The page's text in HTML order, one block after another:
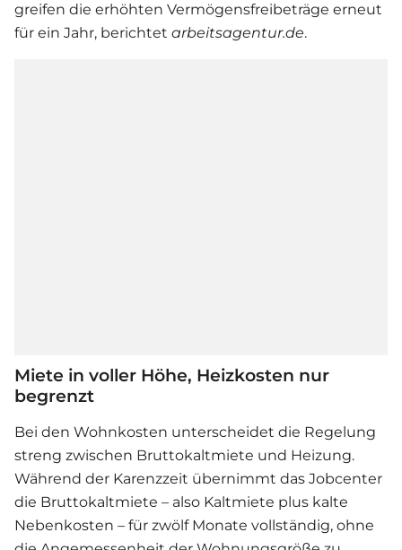
greifen die erhöhten Vermögensfreibeträge erneut
für ein Jahr, berichtet arbeitsagentur.de.
Miete in voller Höhe, Heizkosten nur
begrenzt
Bei den Wohnkosten unterscheidet die Regelung
streng zwischen Bruttokaltmiete und Heizung.
Während der Karenzzeit übernimmt das Jobcenter
die Bruttokaltmiete – also Kaltmiete plus kalte
Nebenkosten – für zwölf Monate vollständig, ohne